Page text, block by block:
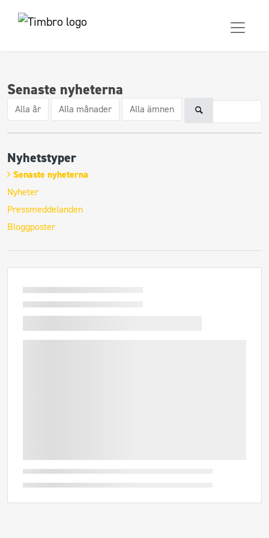
Senaste nyheterna
Alla år Alla månader Alla ämnen
Nyhetstyper
Senaste nyheterna
Nyheter
Pressmeddelanden
Bloggposter